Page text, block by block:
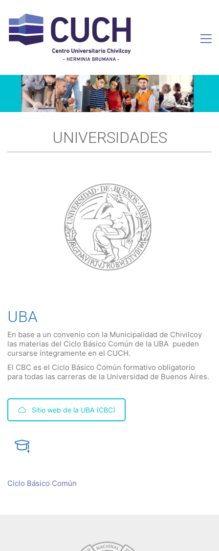
UNIVERSIDADES
UBA
En base a un convenio con la Municipalidad de Chivilcoy
las materias del Ciclo Básico Común de la UBA pueden
cursarse íntegramente en el CUCH.
El CBC es el Ciclo Básico Común formativo obligatorio
para todas las carreras de la Universidad de Buenos Aires.
Sitio web de la UBA (CBC)
Ciclo Básico Común